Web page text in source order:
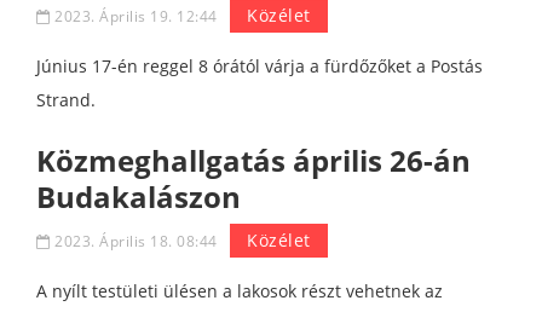
2023. Április 19. 12:44 Közélet
Június 17-én reggel 8 órától várja a fürdőzőket a Postás
Strand.
Közmeghallgatás április 26-án
Budakalászon
2023. Április 18. 08:44 Közélet
A nyílt testületi ülésen a lakosok részt vehetnek az